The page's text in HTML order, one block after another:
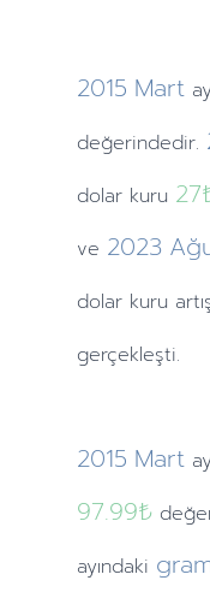
2015 Mart
değerindedir.
dolar kuru 27
ve 2023
dolar kuru
gerçekleşti.
2015 Mart
97.99₺
ayındaki